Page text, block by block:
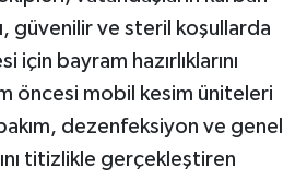
güvenilir ve steril koşullarda
bayram hazırlıklarını
öncesi mobil kesim üniteleri
dezenfeksiyon ve genel
titizlikle gerçekleştiren